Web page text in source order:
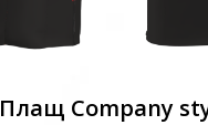
Плащ Сompany